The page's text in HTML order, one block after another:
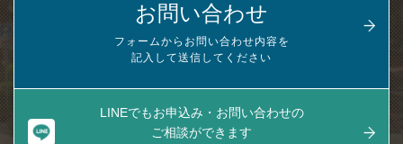
お問い合わせ
フォームからお問い合わせ内容を
記入して送信してください
LINEでもお申込み・お問い合わせの
ご相談ができます